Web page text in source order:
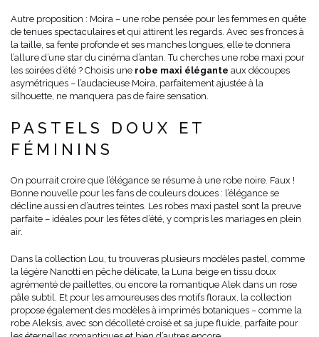
Autre proposition : Moira – une robe pensée pour les femmes en quête
de tenues spectaculaires et qui attirent les regards. Avec ses fronces à
la taille, sa fente profonde et ses manches longues, elle te donnera
l’allure d’une star du cinéma d’antan. Tu cherches une robe maxi pour
les soirées d’été ? Choisis une robe maxi élégante aux découpes
asymétriques – l’audacieuse Moira, parfaitement ajustée à la
silhouette, ne manquera pas de faire sensation.
PASTELS DOUX ET
FÉMININS
On pourrait croire que l’élégance se résume à une robe noire. Faux !
Bonne nouvelle pour les fans de couleurs douces : l’élégance se
décline aussi en d’autres teintes. Les robes maxi pastel sont la preuve
parfaite – idéales pour les fêtes d’été, y compris les mariages en plein
air.
Dans la collection Lou, tu trouveras plusieurs modèles pastel, comme
la légère Nanotti en pêche délicate, la Luna beige en tissu doux
agrémenté de paillettes, ou encore la romantique Alek dans un rose
pâle subtil. Et pour les amoureuses des motifs floraux, la collection
propose également des modèles à imprimés botaniques – comme la
robe Aleksis, avec son décolleté croisé et sa jupe fluide, parfaite pour